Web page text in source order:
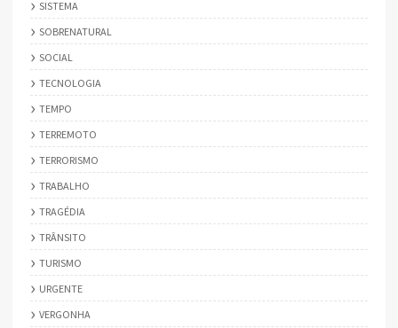
SISTEMA
SOBRENATURAL
SOCIAL
TECNOLOGIA
TEMPO
TERREMOTO
TERRORISMO
TRABALHO
TRAGÉDIA
TRÂNSITO
TURISMO
URGENTE
VERGONHA